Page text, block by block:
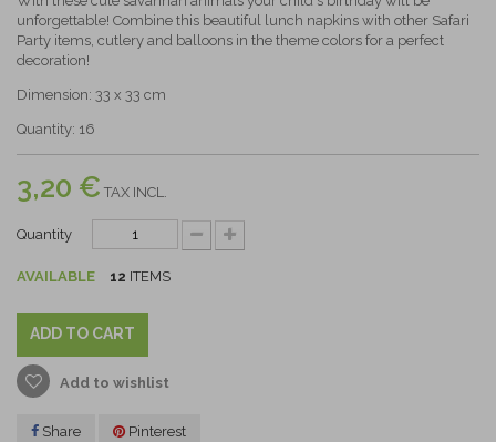
unforgettable! Combine this beautiful lunch napkins with other Safari
Party items, cutlery and balloons in the theme colors for a perfect
decoration!
Dimension: 33 x 33 cm
Quantity: 16
3,20 € TAX INCL.
Quantity
AVAILABLE 12 ITEMS
ADD TO CART
Add to wishlist
Share Pinterest